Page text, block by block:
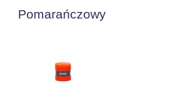
Pomarańczowy